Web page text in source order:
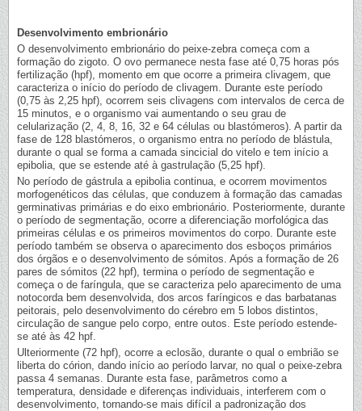
Desenvolvimento embrionário
O desenvolvimento embrionário do peixe-zebra começa com a
formação do zigoto. O ovo permanece nesta fase até 0,75 horas pós
fertilização (hpf), momento em que ocorre a primeira clivagem, que
caracteriza o início do período de clivagem. Durante este período
(0,75 às 2,25 hpf), ocorrem seis clivagens com intervalos de cerca de
15 minutos, e o organismo vai aumentando o seu grau de
celularização (2, 4, 8, 16, 32 e 64 células ou blastómeros). A partir da
fase de 128 blastómeros, o organismo entra no período de blástula,
durante o qual se forma a camada sincicial do vitelo e tem início a
epibolia, que se estende até à gastrulação (5,25 hpf).
No período de gástrula a epibolia continua, e ocorrem movimentos
morfogenéticos das células, que conduzem à formação das camadas
germinativas primárias e do eixo embrionário. Posteriormente, durante
o período de segmentação, ocorre a diferenciação morfológica das
primeiras células e os primeiros movimentos do corpo. Durante este
período também se observa o aparecimento dos esboços primários
dos órgãos e o desenvolvimento de sómitos. Após a formação de 26
pares de sómitos (22 hpf), termina o período de segmentação e
começa o de faríngula, que se caracteriza pelo aparecimento de uma
notocorda bem desenvolvida, dos arcos faríngicos e das barbatanas
peitorais, pelo desenvolvimento do cérebro em 5 lobos distintos,
circulação de sangue pelo corpo, entre outos. Este período estende-
se até às 42 hpf.
Ulteriormente (72 hpf), ocorre a eclosão, durante o qual o embrião se
liberta do córion, dando início ao período larvar, no qual o peixe-zebra
passa 4 semanas. Durante esta fase, parâmetros como a
temperatura, densidade e diferenças individuais, interferem com o
desenvolvimento, tornando-se mais difícil a padronização dos